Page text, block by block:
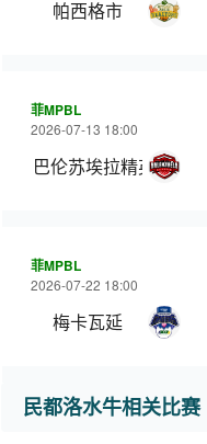
帕西格市
菲MPBL
2026-07-13 18:00
巴伦苏埃拉精英
菲MPBL
2026-07-22 18:00
梅卡瓦延
民都洛水牛相关比赛